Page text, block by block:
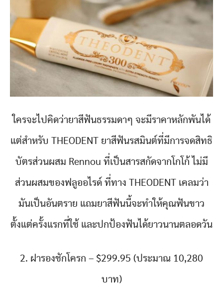
ใครจะไปคิดว่ายาสีฟันธรรมดาๆ จะมีราคาหลักพันได้
แต่สำหรับ THEODENT ยาสีฟันรสมินต์ที่มีการจดสิทธิ
บัตรส่วนผสม Rennou ที่เป็นสารสกัดจากโกโก้ ไม่มี
ส่วนผสมของฟลูออไรด์ ที่ทาง THEODENT เคลมว่า
มันเป็นอันตราย แถมยาสีฟันนี้จะทำให้คุณฟันขาว
ตั้งแต่ครั้งแรกที่ใช้ และปกป้องฟันได้ยาวนานตลอดวัน
2. ฝารองชักโครก – $299.95 (ประมาณ 10,280
บาท)